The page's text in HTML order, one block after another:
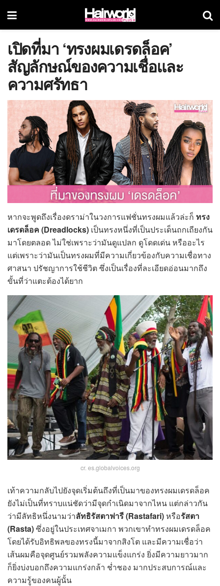
เปิดที่มา ‘ทรงผมเดรดล็อค’
สัญลักษณ์ของความเชื่อและ
ความศรัทธา
หากจะพูดถึงเรื่องดราม่าในวงการแฟชั่นทรงผมแล้วล่ะก็ ทรง
เดรดล็อค (Dreadlocks) เป็นทรงหนึ่งที่เป็นประเด็นถกเถียงกัน
มาโดยตลอด ไม่ใช่เพราะว่ามันดูแปลก ดูโดดเด่น หรืออะไร
แต่เพราะว่ามันเป็นทรงผมที่มีความเกี่ยวข้องกับความเชื่อทาง
ศาสนา ปรัชญาการใช้ชีวิต ซึ่งเป็นเรื่องที่ละเอียดอ่อนมากถึง
ขั้นที่ว่าแตะต้องได้ยาก
cr. es.globalvoices.org
เท้าความกลับไปยังจุดเริ่มต้นถึงที่เป็นมาของทรงผมเดรดล็อค
ยังไม่เป็นที่ทราบแน่ชัดว่ามีจุดกำเนิดมาจากไหน แต่กล่าวกัน
ว่ามีลัทธิหนึ่งนามว่าลัทธิรัสตาฟารี (Rastafari)หรือรัสตา
(Rasta)ซึ่งอยู่ในประเทศจาเมกา พวกเขาทำทรงผมเดรดล็อค
โดยได้รับอิทธิพลของทรงนี้มาจากสิงโต และมีความเชื่อว่า
เส้นผมคือจุดศูนย์รวมพลังความแข็งแกร่ง ยิ่งมีความยาวมาก
ก็ยิ่งบ่งบอกถึงความแกร่งกล้า ช่ำชอง มากประสบการณ์และ
ความรู้ของคนผู้นั้น